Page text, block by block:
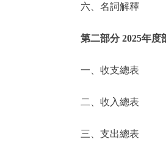
仲介服務
政民互動
12345網
參與調查
走進北京
六、名詞解釋
第二部分 2025年度
一、收支總表
二、收入總表
三、支出總表